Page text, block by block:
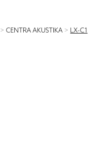
>CENTRA AKUSTIKA > LX-C1